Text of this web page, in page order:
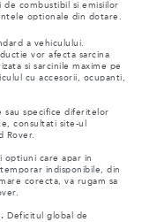
de combustibil si emisiilor
optionale din dotare.
a vehiculului.
vor afecta sarcina
si sarcinile maxime pe
cu accesorii, ocupanti,
sau specifice diferitelor
consultati site-ul
Rover.
optiuni care apar in
indisponibile, din
corecta, va rugam sa
Deficitul global de